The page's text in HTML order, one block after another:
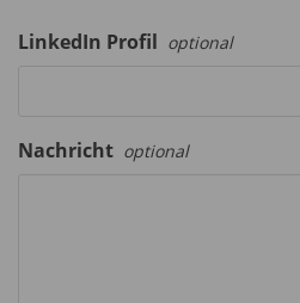
LinkedIn Profil optional
Nachricht optional